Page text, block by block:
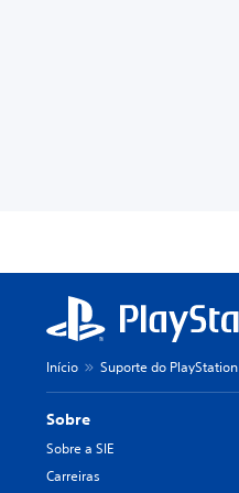
Início Suporte do PlayStation
Sobre
Sobre a SIE
Carreiras